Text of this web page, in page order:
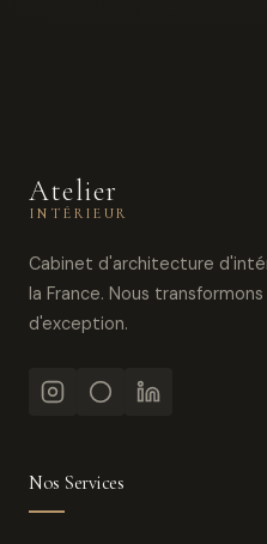
Atelier
INTÉRIEUR
Cabinet d'architecture
la France. Nous
d'exception.
Nos Services